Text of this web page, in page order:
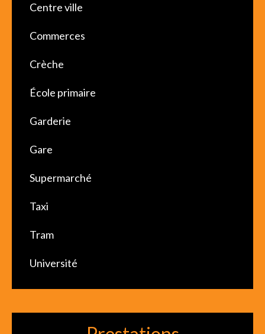
Centre ville
Commerces
Crèche
École primaire
Garderie
Gare
Supermarché
Taxi
Tram
Université